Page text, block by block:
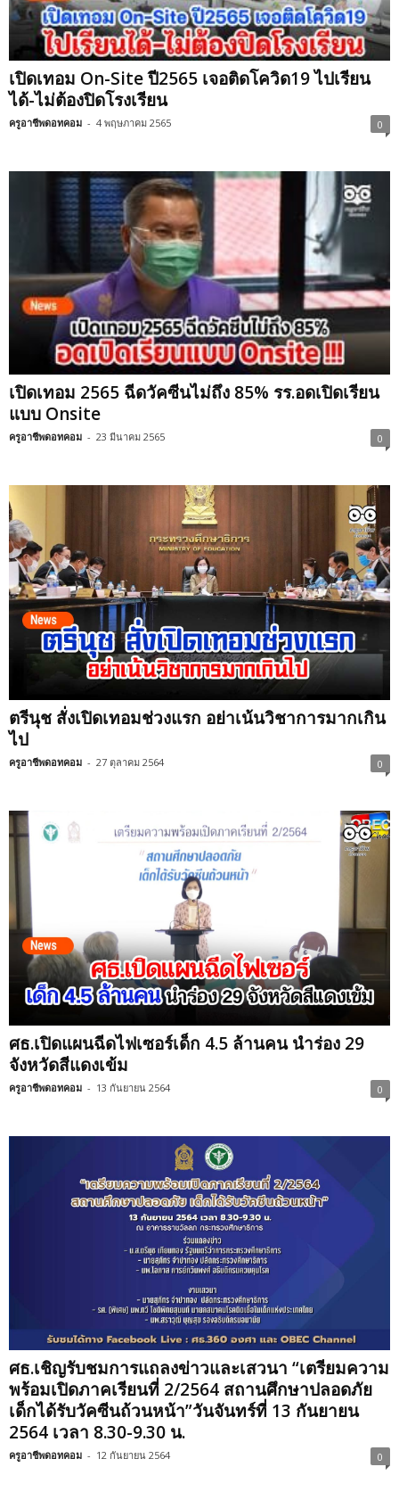
เปิดเทอม On-Site ปี2565 เจอติดโควิด19 ไปเรียน
ได้-ไม่ต้องปิดโรงเรียน
ครูอาชีพดอทคอม - 4 พฤษภาคม 2565 0
เปิดเทอม 2565 ฉีดวัคซีนไม่ถึง 85% รร.อดเปิดเรียน
แบบ Onsite
ครูอาชีพดอทคอม - 23 มีนาคม 2565 0
ตรีนุช สั่งเปิดเทอมช่วงแรก อย่าเน้นวิชาการมากเกิน
ไป
ครูอาชีพดอทคอม - 27 ตุลาคม 2564 0
ศธ.เปิดแผนฉีดไฟเซอร์เด็ก 4.5 ล้านคน นำร่อง 29
จังหวัดสีแดงเข้ม
ครูอาชีพดอทคอม - 13 กันยายน 2564 0
ศธ.เชิญรับชมการแถลงข่าวและเสวนา “เตรียมความ
พร้อมเปิดภาคเรียนที่ 2/2564 สถานศึกษาปลอดภัย
เด็กได้รับวัคซีนถ้วนหน้า”วันจันทร์ที่ 13 กันยายน
2564 เวลา 8.30-9.30 น.
ครูอาชีพดอทคอม - 12 กันยายน 2564 0